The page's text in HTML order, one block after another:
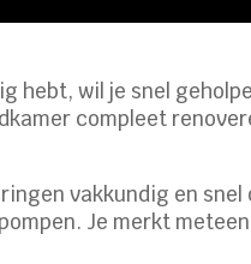
hebt, wil je snel
compleet
vakkundig en snel
Je merkt